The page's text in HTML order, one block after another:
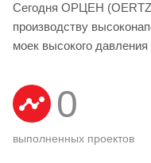
Сегодня ОРЦЕН
производству
моек высокого
0
выполненных проектов